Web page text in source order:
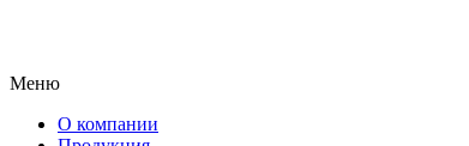
Меню
О компании